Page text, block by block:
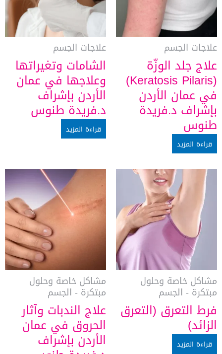
علاجات الجسم
علاج جلد الوزّة
(Keratosis Pilaris)
في عمان الأردن
بإشراف د.فريدة
طنوس
قراءة المزيد
علاجات الجسم
الشامات وتغيراتها
وعلاجها في عمان
الأردن بإشراف
د.فريدة طنوس
قراءة المزيد
مشاكل خاصة وحلول
مبتكرة - الجسم
فرط التعرق (التعرق
الزائد)
قراءة المزيد
مشاكل خاصة وحلول
مبتكرة - الجسم
علاج الندبات وآثار
الحروق في عمان
الأردن بإشراف